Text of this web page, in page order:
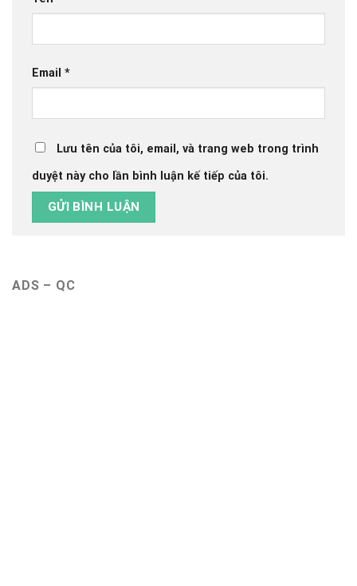
Email *
Lưu tên của tôi, email, và trang web trong trình
duyệt này cho lần bình luận kế tiếp của tôi.
ADS – QC